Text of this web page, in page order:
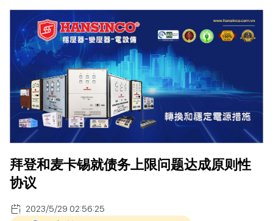
拜登和麦卡锡就债务上限问题达成原则性
协议
2023/5/29 02:56:25